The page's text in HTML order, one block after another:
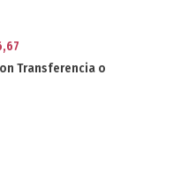
Transferencia o